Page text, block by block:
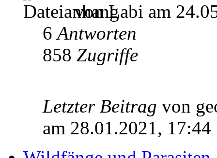
von Labi am
6Antworten
858 Zugriffe
Letzter Beitrag von
am 28.01.2021, 17:44